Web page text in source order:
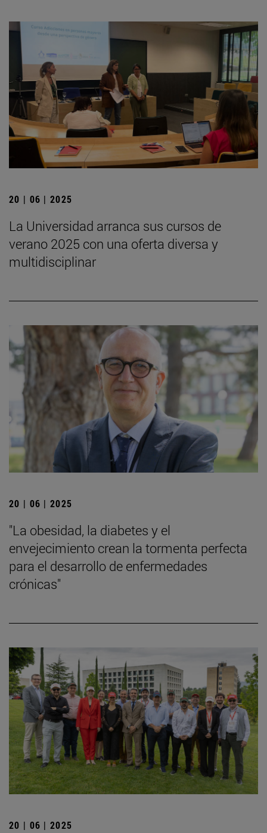
20 | 06 | 2025
La Universidad arranca sus cursos de
verano 2025 con una oferta diversa y
multidisciplinar
20 | 06 | 2025
"La obesidad, la diabetes y el
envejecimiento crean la tormenta perfecta
para el desarrollo de enfermedades
crónicas"
20 | 06 | 2025